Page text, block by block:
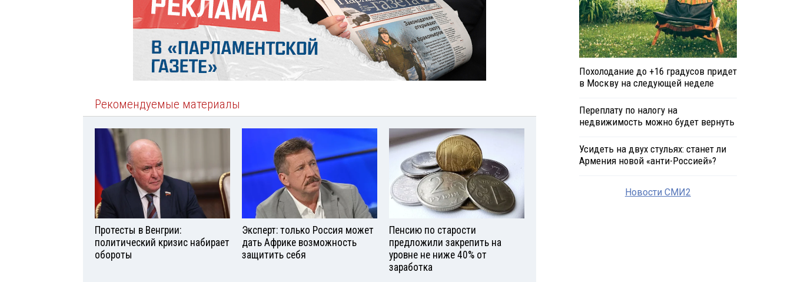
Рекомендуемые материалы
Протесты в Венгрии:
политический кризис набирает
обороты
Эксперт: только Россия может
дать Африке возможность
защитить себя
Пенсию по старости
предложили закрепить на
уровне не ниже 40% от
заработка
Похолодание до +16 градусов придет
в Москву на следующей неделе
Переплату по налогу на
недвижимость можно будет вернуть
Усидеть на двух стульях: станет ли
Армения новой «анти-Россией»?
Новости СМИ2